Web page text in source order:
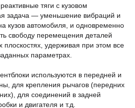
тяги с кузовом
задача — уменьшение вибраций и
кузов автомобиля, и одновременно
свободу перемещения деталей
плоскостях, удерживая при этом все
параметрах.
используются в передней и
для крепления рычагов (передних
для соединений в задней
и двигателя и т.д.